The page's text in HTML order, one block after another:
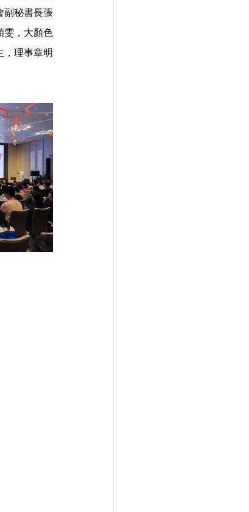
副秘書長張
雯，大顏色
，理事章明